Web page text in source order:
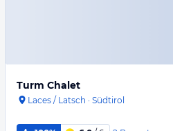
Turm Chalet
Laces / Latsch · Südtirol